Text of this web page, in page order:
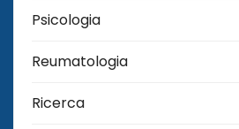
Psicologia
Reumatologia
Ricerca